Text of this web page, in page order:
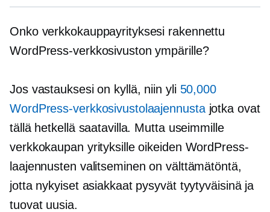
Onko verkkokauppayrityksesi rakennettu
WordPress-verkkosivuston ympärille?
Jos vastauksesi on kyllä, niin yli 50,000
WordPress-verkkosivustolaajennustajotka ovat
tällä hetkellä saatavilla. Mutta useimmille
verkkokaupan yrityksille oikeiden WordPress-
laajennusten valitseminen on välttämätöntä,
jotta nykyiset asiakkaat pysyvät tyytyväisinä ja
tuovat uusia.